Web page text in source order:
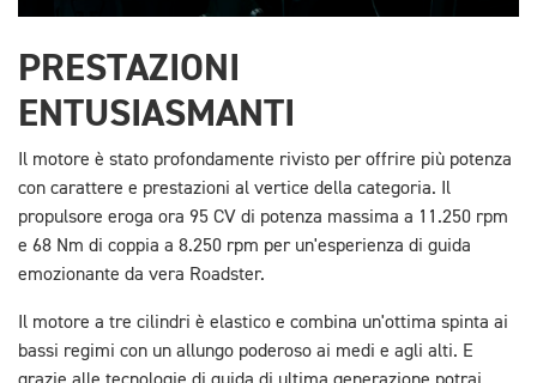
PRESTAZIONI
ENTUSIASMANTI
Il motore è stato profondamente rivisto per offrire più potenza
con carattere e prestazioni al vertice della categoria. Il
propulsore eroga ora 95 CV di potenza massima a 11.250 rpm
e 68 Nm di coppia a 8.250 rpm per un'esperienza di guida
emozionante da vera Roadster.
Il motore a tre cilindri è elastico e combina un'ottima spinta ai
bassi regimi con un allungo poderoso ai medi e agli alti. E